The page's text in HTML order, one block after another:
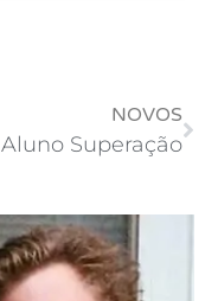
NOVOS
Aluno Superação